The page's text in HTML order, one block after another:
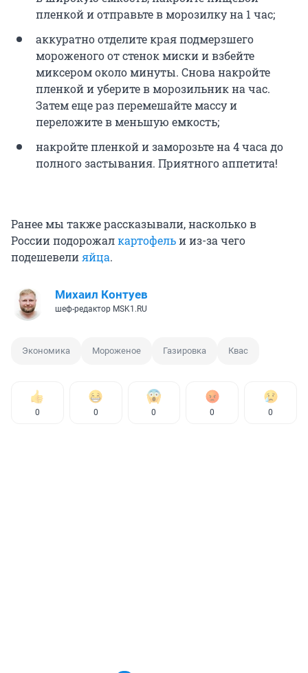
пленкой и отправьте в морозилку на 1 час;
аккуратно отделите края подмерзшего
мороженого от стенок миски и взбейте
миксером около минуты. Снова накройте
пленкой и уберите в морозильник на час.
Затем еще раз перемешайте массу и
переложите в меньшую емкость;
накройте пленкой и заморозьте на 4 часа до
полного застывания. Приятного аппетита!
Ранее мы также рассказывали, насколько в
России подорожалкартофельи из-за чего
подешевели яйца.
Михаил Контуев
шеф-редактор MSK1.RU
Экономика Мороженое Газировка Квас
0 0 0 0 0